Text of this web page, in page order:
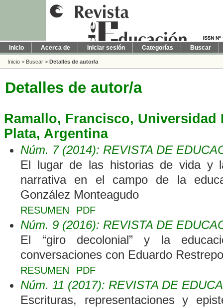
Inicio Acerca de Iniciar sesión Categorías Buscar
Inicio > Buscar > Detalles de autor/a
Detalles de autor/a
Ramallo, Francisco, Universidad
Plata, Argentina
Núm. 7 (2014): REVISTA DE
El lugar de las historias de vida y
narrativa en el campo de la
González Monteagudo
RESUMEN PDF
Núm. 9 (2016): REVISTA DE
El “giro decolonial” y la
conversaciones con Eduardo
RESUMEN PDF
Núm. 11 (2017): REVISTA DE
Escrituras, representaciones y